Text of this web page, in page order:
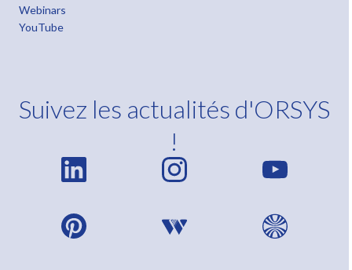
Webinars
YouTube
Suivez les actualités d'ORSYS
!